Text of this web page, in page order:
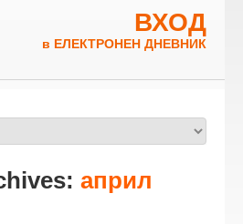
ВХОД
в ЕЛЕКТРОНЕН ДНЕВНИК
април